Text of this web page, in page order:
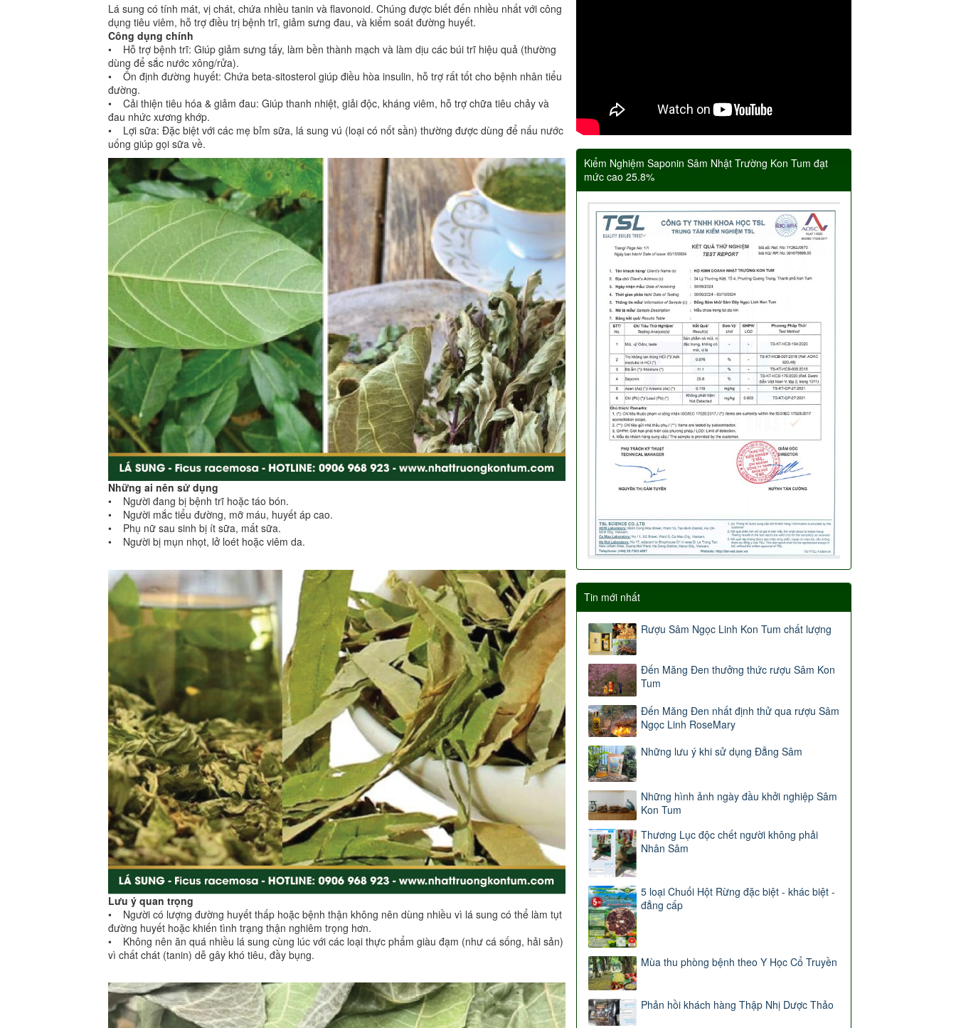
Lá sung có tính mát, vị chát, chứa nhiều tanin và flavonoid. Chúng được biết đến nhiều nhất với công
dụng tiêu viêm, hỗ trợ điều trị bệnh trĩ, giảm sưng đau, và kiểm soát đường huyết.
Công dụng chính
• Hỗ trợ bệnh trĩ: Giúp giảm sưng tấy, làm bền thành mạch và làm dịu các búi trĩ hiệu quả (thường
dùng để sắc nước xông/rửa).
• Ổn định đường huyết: Chứa beta-sitosterol giúp điều hòa insulin, hỗ trợ rất tốt cho bệnh nhân tiểu
đường.
• Cải thiện tiêu hóa & giảm đau: Giúp thanh nhiệt, giải độc, kháng viêm, hỗ trợ chữa tiêu chảy và
đau nhức xương khớp.
• Lợi sữa: Đặc biệt với các mẹ bỉm sữa, lá sung vú (loại có nốt sần) thường được dùng để nấu nước
uống giúp gọi sữa về.
Những ai nên sử dụng
• Người đang bị bệnh trĩ hoặc táo bón.
• Người mắc tiểu đường, mỡ máu, huyết áp cao.
• Phụ nữ sau sinh bị ít sữa, mất sữa.
• Người bị mụn nhọt, lở loét hoặc viêm da.
Lưu ý quan trọng
• Người có lượng đường huyết thấp hoặc bệnh thận không nên dùng nhiều vì lá sung có thể làm tụt
đường huyết hoặc khiến tình trạng thận nghiêm trọng hơn.
• Không nên ăn quá nhiều lá sung cùng lúc với các loại thực phẩm giàu đạm (như cá sống, hải sản)
vì chất chát (tanin) dễ gây khó tiêu, đầy bụng.
Kiểm Nghiệm Saponin Sâm Nhật Trường Kon Tum đạt
mức cao 25.8%
Tin mới nhất
Rượu Sâm Ngọc Linh Kon Tum chất lượng
Đến Măng Đen thưởng thức rượu Sâm Kon
Tum
Đến Măng Đen nhất định thử qua rượu Sâm
Ngọc Linh RoseMary
Những lưu ý khi sử dụng Đẳng Sâm
Những hình ảnh ngày đầu khởi nghiệp Sâm
Kon Tum
Thương Lục độc chết người không phải
Nhân Sâm
5 loại Chuối Hột Rừng đặc biệt - khác biệt -
đẳng cấp
Mùa thu phòng bệnh theo Y Học Cổ Truyền
Phản hồi khách hàng Thập Nhị Dược Thảo